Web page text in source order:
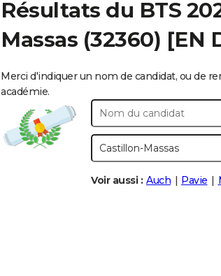
Résultats du BTS
Massas (32360) [EN
Merci d'indiquer un nom de candidat, ou de
académie.
Voir aussi : Auch Pavie